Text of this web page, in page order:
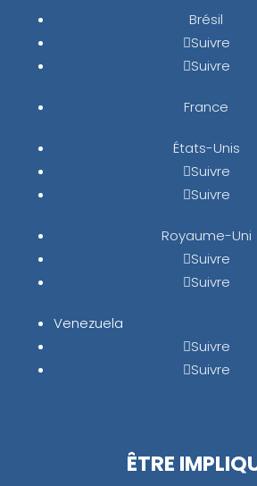
Brésil
Suivre
Suivre
France
États-Unis
Suivre
Suivre
Royaume-Uni
Suivre
Suivre
Venezuela
Suivre
Suivre
ÊTRE